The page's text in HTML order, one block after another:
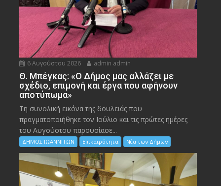
6 Αυγούστου 2026 admin admin
Θ. Μπέγκας: «Ο Δήμος μας αλλάζει με
σχέδιο, επιμονή και έργα που αφήνουν
αποτύπωμα»
Τη συνολική εικόνα της δουλειάς που
πραγματοποιήθηκε τον Ιούλιο και τις πρώτες ημέρες
του Αυγούστου παρουσίασε...
ΔΗΜΟΣ ΙΩΑΝΝΙΤΩΝ Επικαιρότητα Νέα των Δήμων